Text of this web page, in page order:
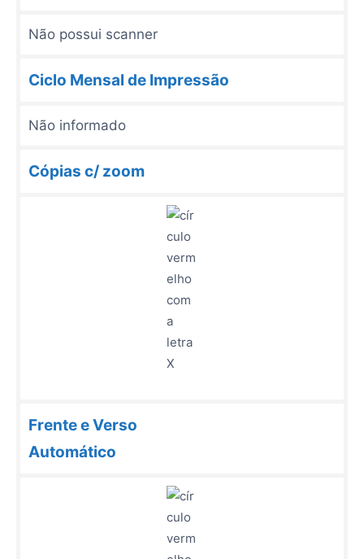
Não possui scanner
Ciclo Mensal de Impressão
Não informado
Cópias c/ zoom
Frente e Verso
Automático